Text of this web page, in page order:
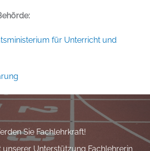
für Unterricht und
Sie Fachlehrkraft!
unserer Unterstützung Fachlehrerin